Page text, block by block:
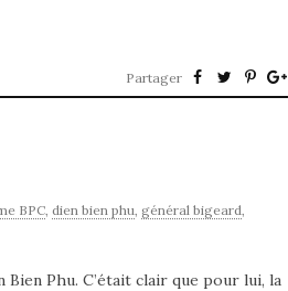
Partager
BPC, dien bien phu, général bigeard,
Phu. C’était clair que pour lui, la